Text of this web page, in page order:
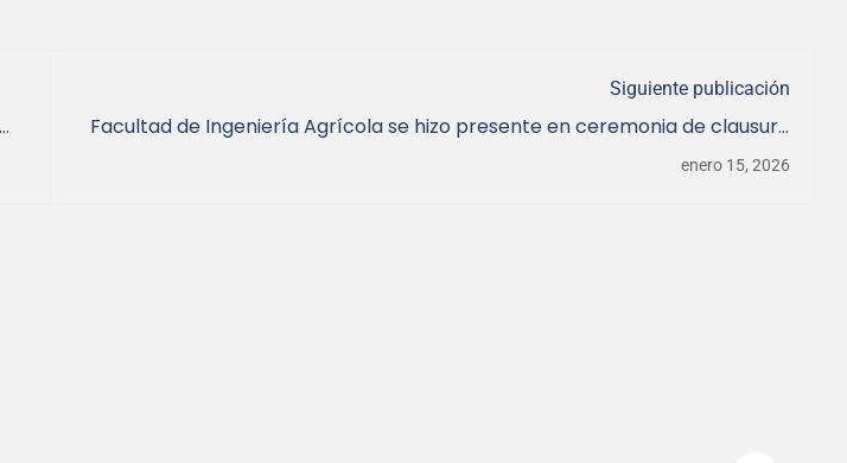
Siguiente publicación
Facultad de Ingeniería Agrícola se hizo presente en ceremonia de clausura
Nevados de Chillán- Laguna Laja”
enero 15, 2026